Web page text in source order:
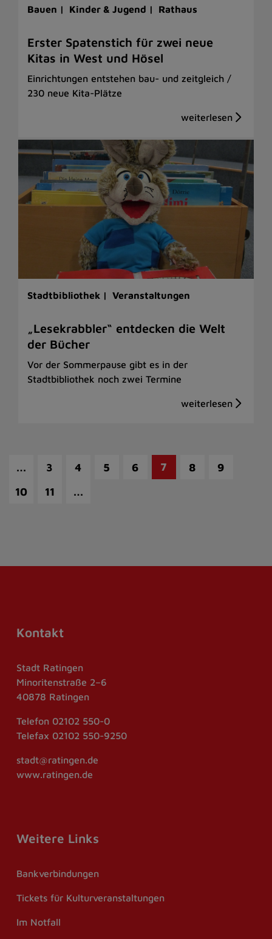
Bauen | Kinder & Jugend | Rathaus
Erster Spatenstich für zwei neue
Kitas in West und Hösel
Einrichtungen entstehen bau- und zeitgleich /
230 neue Kita-Plätze
Stadtbibliothek | Veranstaltungen
„Lesekrabbler“ entdecken die Welt
der Bücher
Vor der Sommerpause gibt es in der
Stadtbibliothek noch zwei Termine
… 3 4 5 6 7 8
9
10
11 …
Kontakt
Stadt Ratingen
Minoritenstraße 2–6
40878 Ratingen
Telefon 02102 550-0
Telefax 02102 550-9250
stadt@ratingen.de
www.ratingen.de
Weitere Links
Bankverbindungen
Tickets für Kulturveranstaltungen
Im Notfall